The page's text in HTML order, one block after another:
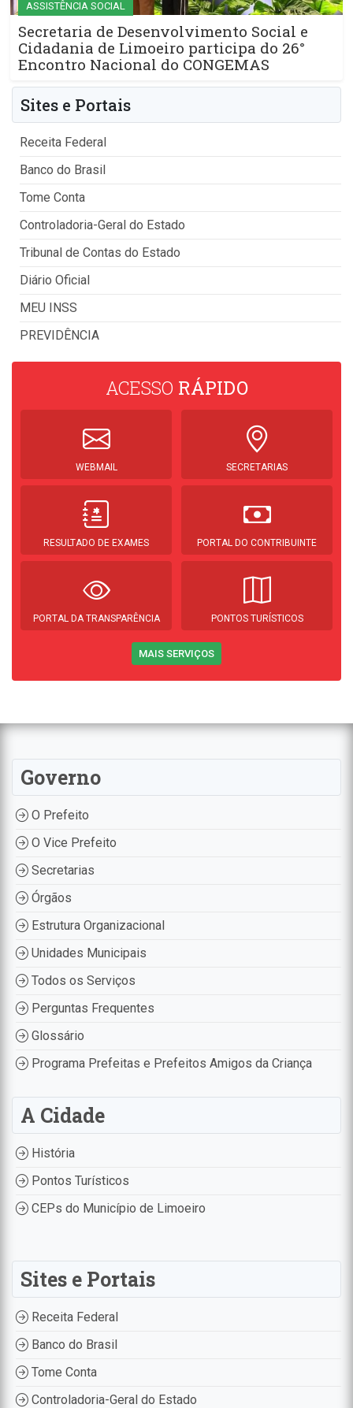
ASSISTÊNCIA SOCIAL
Secretaria de Desenvolvimento Social e
Cidadania de Limoeiro participa do 26°
Encontro Nacional do CONGEMAS
Sites e Portais
Receita Federal
Banco do Brasil
Tome Conta
Controladoria-Geral do Estado
Tribunal de Contas do Estado
Diário Oficial
MEU INSS
PREVIDÊNCIA
ACESSO RÁPIDO
WEBMAIL SECRETARIAS
RESULTADO DE EXAMES PORTAL DO CONTRIBUINTE
PORTAL DA TRANSPARÊNCIA PONTOS TURÍSTICOS
MAIS SERVIÇOS
Governo
O Prefeito
O Vice Prefeito
Secretarias
Órgãos
Estrutura Organizacional
Unidades Municipais
Todos os Serviços
Perguntas Frequentes
Glossário
Programa Prefeitas e Prefeitos Amigos da Criança
A Cidade
História
Pontos Turísticos
CEPs do Município de Limoeiro
Sites e Portais
Receita Federal
Banco do Brasil
Tome Conta
Controladoria-Geral do Estado